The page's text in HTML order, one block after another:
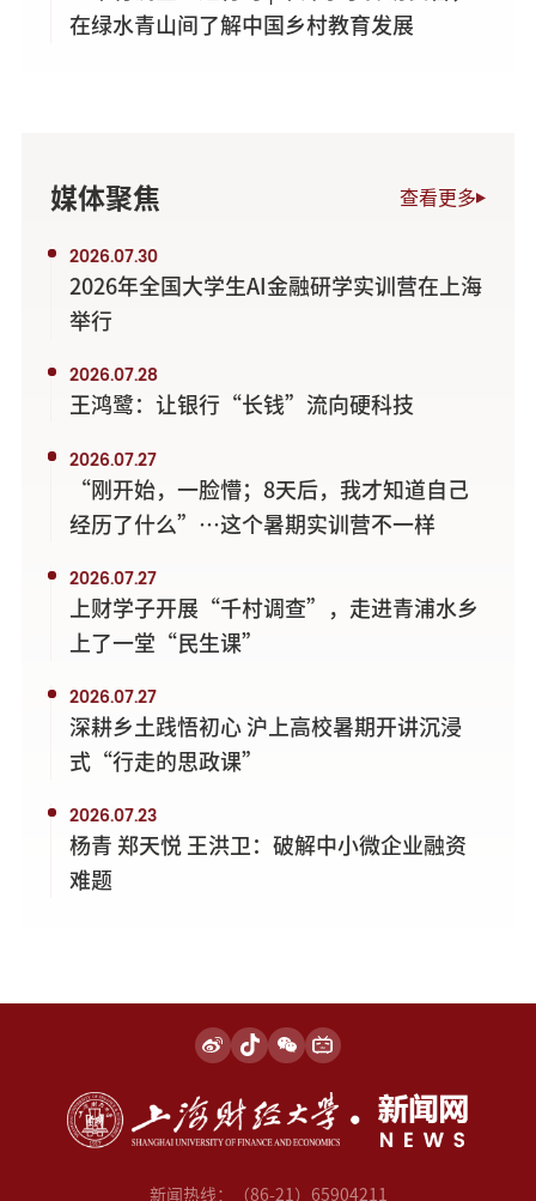
在绿水青山间了解中国乡村教育发展
媒体聚焦 查看更多
2026.07.30
2026年全国大学生AI金融研学实训营在上海
举行
2026.07.28
王鸿鹭：让银行“长钱”流向硬科技
2026.07.27
“刚开始，一脸懵；8天后，我才知道自己
经历了什么”…这个暑期实训营不一样
2026.07.27
上财学子开展“千村调查”，走进青浦水乡
上了一堂“民生课”
2026.07.27
深耕乡土践悟初心 沪上高校暑期开讲沉浸
式“行走的思政课”
2026.07.23
杨青 郑天悦 王洪卫：破解中小微企业融资
难题
新闻热线：（86-21）65904211